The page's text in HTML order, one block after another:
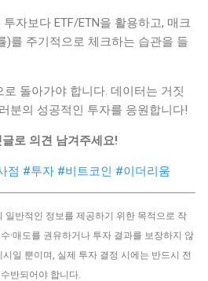
자보다 ETF/ETN을 활용하고, 매크
)를 주기적으로 체크하는 습관을 들
돌아가야 합니다. 데이터는 거짓
분의 성공적인 투자를 응원합니다!
로 의견 남겨주세요!
점 #투자 #비트코인 #이더리움
반적인 정보를 제공하기 위한 목적으로 작
·매도를 권유하거나 투자 결과를 보장하지 않
일 뿐이며, 실제 투자 결정 시에는 반드시 전
반되어야 합니다.